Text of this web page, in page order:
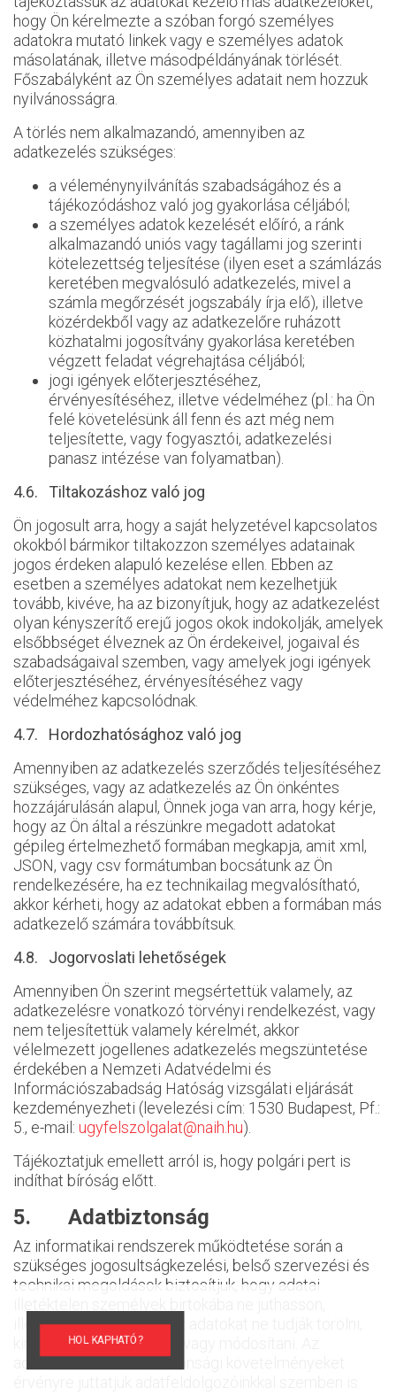
hogy Ön kérelmezte a szóban forgó személyes
adatokra mutató linkek vagy e személyes adatok
másolatának, illetve másodpéldányának törlését.
Főszabályként az Ön személyes adatait nem hozzuk
nyilvánosságra.
A törlés nem alkalmazandó, amennyiben az
adatkezelés szükséges:
a véleménynyilvánítás szabadságához és a
tájékozódáshoz való jog gyakorlása céljából;
a személyes adatok kezelését előíró, a ránk
alkalmazandó uniós vagy tagállami jog szerinti
kötelezettség teljesítése (ilyen eset a számlázás
keretében megvalósuló adatkezelés, mivel a
számla megőrzését jogszabály írja elő), illetve
közérdekből vagy az adatkezelőre ruházott
közhatalmi jogosítvány gyakorlása keretében
végzett feladat végrehajtása céljából;
jogi igények előterjesztéséhez,
érvényesítéséhez, illetve védelméhez (pl.: ha Ön
felé követelésünk áll fenn és azt még nem
teljesítette, vagy fogyasztói, adatkezelési
panasz intézése van folyamatban).
4.6. Tiltakozáshoz való jog
Ön jogosult arra, hogy a saját helyzetével kapcsolatos
okokból bármikor tiltakozzon személyes adatainak
jogos érdeken alapuló kezelése ellen. Ebben az
esetben a személyes adatokat nem kezelhetjük
tovább, kivéve, ha az bizonyítjuk, hogy az adatkezelést
olyan kényszerítő erejű jogos okok indokolják, amelyek
elsőbbséget élveznek az Ön érdekeivel, jogaival és
szabadságaival szemben, vagy amelyek jogi igények
előterjesztéséhez, érvényesítéséhez vagy
védelméhez kapcsolódnak.
4.7. Hordozhatósághoz való jog
Amennyiben az adatkezelés szerződés teljesítéséhez
szükséges, vagy az adatkezelés az Ön önkéntes
hozzájárulásán alapul, Önnek joga van arra, hogy kérje,
hogy az Ön által a részünkre megadott adatokat
gépileg értelmezhető formában megkapja, amit xml,
JSON, vagy csv formátumban bocsátunk az Ön
rendelkezésére, ha ez technikailag megvalósítható,
akkor kérheti, hogy az adatokat ebben a formában más
adatkezelő számára továbbítsuk.
4.8. Jogorvoslati lehetőségek
Amennyiben Ön szerint megsértettük valamely, az
adatkezelésre vonatkozó törvényi rendelkezést, vagy
nem teljesítettük valamely kérelmét, akkor
vélelmezett jogellenes adatkezelés megszüntetése
érdekében a Nemzeti Adatvédelmi és
Információszabadság Hatóság vizsgálati eljárását
kezdeményezheti (levelezési cím: 1530 Budapest, Pf.:
5., e-mail: ugyfelszolgalat@naih.hu).
Tájékoztatjuk emellett arról is, hogy polgári pert is
indíthat bíróság előtt.
5. Adatbiztonság
Az informatikai rendszerek működtetése során a
szükséges jogosultságkezelési, belső szervezési és
technikai megoldások biztosítjuk, hogy adatai
illetéktelen személyek az adatokat ne tudják törölni,
kimenteni a rendszerből, vagy módosítani. Az
adatvédelmi és adatbiztonsági követelményeket
HOL KAPHATÓ?